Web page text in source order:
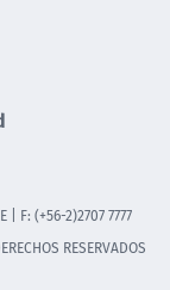
| F: (+56-2)2707 7777
RESERVADOS